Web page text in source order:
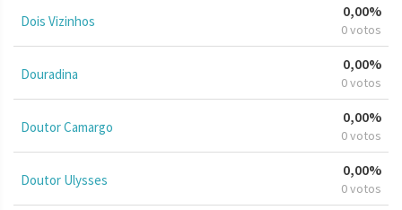
Dois Vizinhos
0,00%
0 votos
Douradina
0,00%
0 votos
Doutor Camargo
0,00%
0 votos
Doutor Ulysses
0,00%
0 votos